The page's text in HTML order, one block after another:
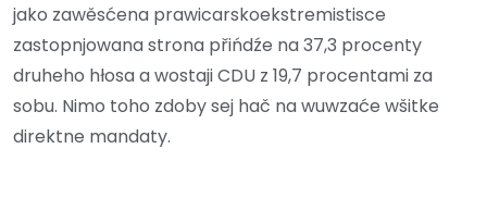
jako zawěsćena prawicarskoekstremistisce
zastopnjowana strona přińdźe na 37,3 procenty
druheho hłosa a wostaji CDU z 19,7 procentami za
sobu. Nimo toho zdoby sej hač na wuwzaće wšitke
direktne mandaty.